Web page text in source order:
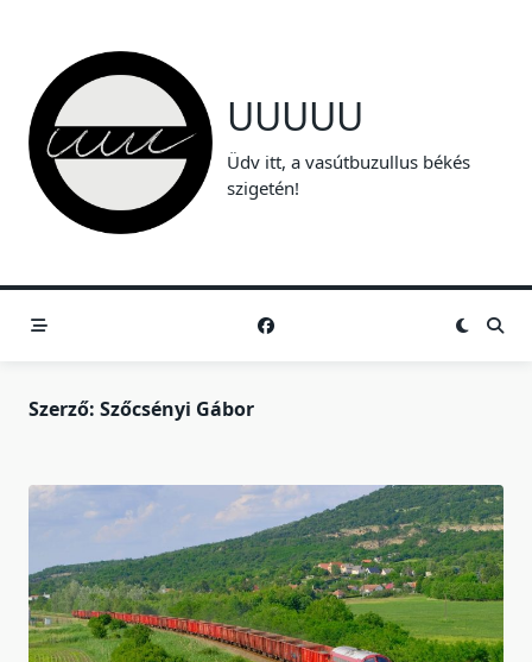
content
UUUUU
Üdv itt, a vasútbuzullus békés
szigetén!
Szerző: Szőcsényi Gábor